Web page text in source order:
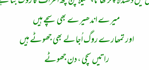
میرے اندھیرے بھی سچے ہیں
اور تمھارے روگ اُجالے بھی جھوٹے ہیں
راتیں سچی ، دن جھوٹے